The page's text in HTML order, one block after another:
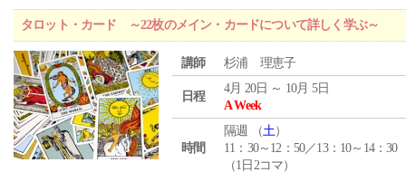
タロット・カード ～22枚のメイン・カードについて詳しく学ぶ～
講師 杉浦 理恵子
日程
4月 20日 ～ 10月 5日
A Week
時間
隔週 （土）
11：30～12：50／13：10～14：30
（1日2コマ）